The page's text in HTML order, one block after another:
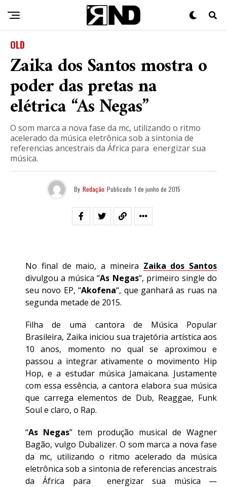
OLD
Zaika dos Santos mostra o
poder das pretas na
elétrica “As Negas”
O som marca a nova fase da mc, utilizando o ritmo
acelerado da música eletrônica sob a sintonia de
referencias ancestrais da África para energizar sua
música.
By Redação Publicado 1 de junho de 2015
No final de maio, a mineira Zaika dos Santos
divulgou a música “As Negas“, primeiro single do
seu novo EP, “Akofena“, que ganhará as ruas na
segunda metade de 2015.
Filha de uma cantora de Música Popular
Brasileira, Zaika iniciou sua trajetória artística aos
10 anos, momento no qual se aproximou e
passou a integrar ativamente o movimento Hip
Hop, e a estudar música Jamaicana. Justamente
com essa essência, a cantora elabora sua música
que carrega elementos de Dub, Reaggae, Funk
Soul e claro, o Rap.
“As Negas” tem produção musical de Wagner
Bagão, vulgo Dubalizer. O som marca a nova fase
da mc, utilizando o ritmo acelerado da música
eletrônica sob a sintonia de referencias ancestrais
da África para energizar sua música —